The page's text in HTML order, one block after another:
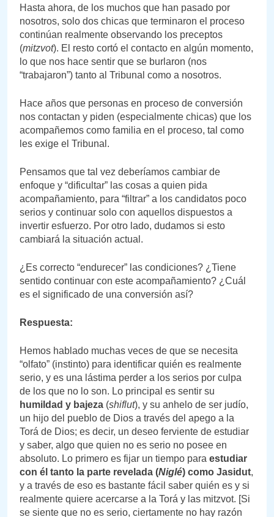
Hasta ahora, de los muchos que han pasado por
nosotros, solo dos chicas que terminaron el proceso
continúan realmente observando los preceptos
(mitzvot). El resto cortó el contacto en algún momento,
lo que nos hace sentir que se burlaron (nos
“trabajaron”) tanto al Tribunal como a nosotros.
Hace años que personas en proceso de conversión
nos contactan y piden (especialmente chicas) que los
acompañemos como familia en el proceso, tal como
les exige el Tribunal.
Pensamos que tal vez deberíamos cambiar de
enfoque y “dificultar” las cosas a quien pida
acompañamiento, para “filtrar” a los candidatos poco
serios y continuar solo con aquellos dispuestos a
invertir esfuerzo. Por otro lado, dudamos si esto
cambiará la situación actual.
¿Es correcto “endurecer” las condiciones? ¿Tiene
sentido continuar con este acompañamiento? ¿Cuál
es el significado de una conversión así?
Respuesta:
Hemos hablado muchas veces de que se necesita
“olfato” (instinto) para identificar quién es realmente
serio, y es una lástima perder a los serios por culpa
de los que no lo son. Lo principal es sentir su
humildad y bajeza (shiflut), y su anhelo de ser judío,
un hijo del pueblo de Dios a través del apego a la
Torá de Dios; es decir, un deseo ferviente de estudiar
y saber, algo que quien no es serio no posee en
absoluto. Lo primero es fijar un tiempo para estudiar
con él tanto la parte revelada (Niglé) como Jasidut,
y a través de eso es bastante fácil saber quién es y si
realmente quiere acercarse a la Torá y las mitzvot. [Si
se siente que no es serio, ciertamente no hay razón